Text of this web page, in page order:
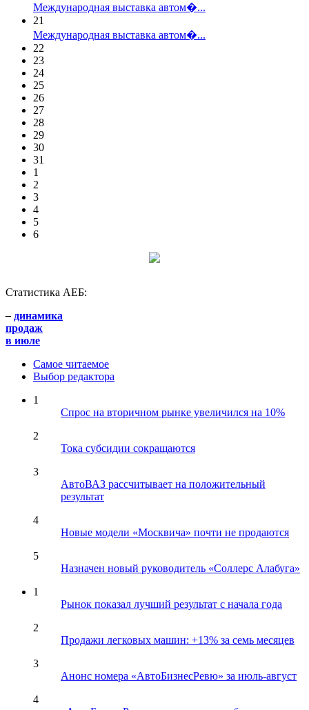
Международная выставка автом�...
21
Международная выставка автом�...
22
23
24
25
26
27
28
29
30
31
1
2
3
4
5
6
Статистика АЕБ:
– динамика
продаж
в июле
Самое читаемое
Выбор редактора
1
Спрос на вторичном рынке увеличился на 10%
2
Тока субсидии сокращаются
3
АвтоВАЗ рассчитывает на положительный
результат
4
Новые модели «Москвича» почти не продаются
5
Назначен новый руководитель «Соллерс Алабуга»
1
Рынок показал лучший результат с начала года
2
Продажи легковых машин: +13% за семь месяцев
3
Анонс номера «АвтоБизнесРевю» за июль-август
4